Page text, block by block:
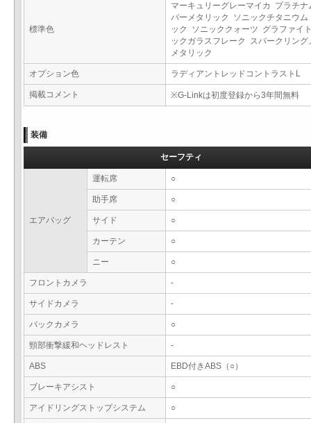
標準色
マーキュリーグレーマイカ プラチナ
バーメタリック ソニックチタニウ
ック ソニッククォーツ グラファイ
ックガラスフレーク スパークリング
メタリック
オプション色 ラディアントレッドコントラストL
掲載コメント ※G-Linkは初度登録から3年間無料
装備
セーフティ
エアバッグ
運転席 ○
助手席 ○
サイド ○
カーテン ○
ニー ○
フロントカメラ -
サイドカメラ -
バックカメラ ○
頸部衝撃緩和ヘッドレスト -
ABS EBD付きABS（○）
ブレーキアシスト ○
アイドリングストップシステム ○